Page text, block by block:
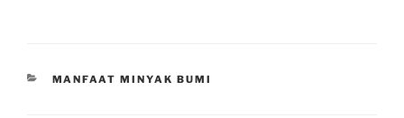
CATEGORIES
MANFAAT MINYAK BUMI